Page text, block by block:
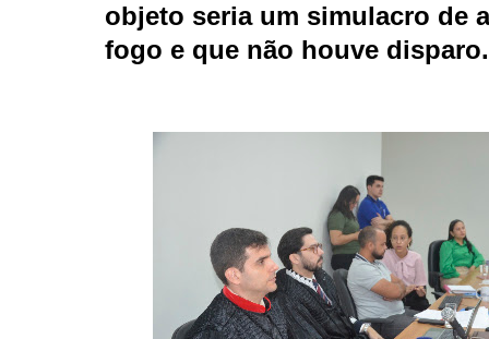
objeto seria um simulacro de
fogo e que não houve disparo.